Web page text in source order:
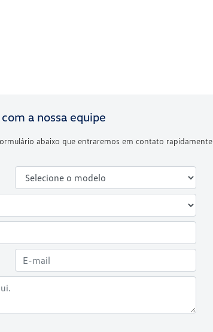
a nossa equipe
abaixo que entraremos em contato rapidamente